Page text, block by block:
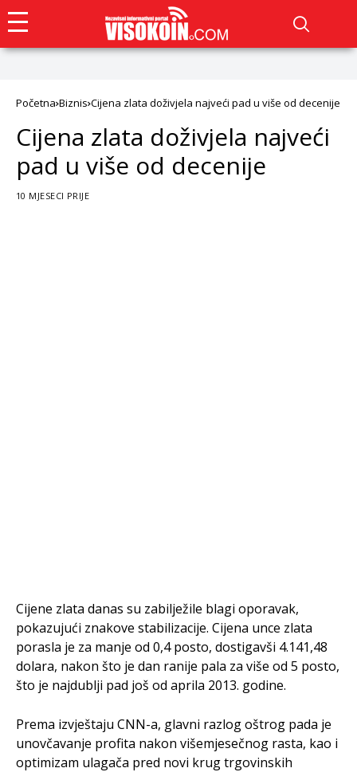
Početna Biznis Cijena zlata doživjela najveći pad u više od decenije
Cijena zlata doživjela najveći
pad u više od decenije
10 MJESECI PRIJE
Cijene zlata danas su zabilježile blagi oporavak,
pokazujući znakove stabilizacije. Cijena unce zlata
porasla je za manje od 0,4 posto, dostigavši 4.141,48
dolara, nakon što je dan ranije pala za više od 5 posto,
što je najdublji pad još od aprila 2013. godine.
Prema izvještaju CNN-a, glavni razlog oštrog pada je
unovčavanje profita nakon višemjesečnog rasta, kao i
optimizam ulagača pred novi krug trgovinskih